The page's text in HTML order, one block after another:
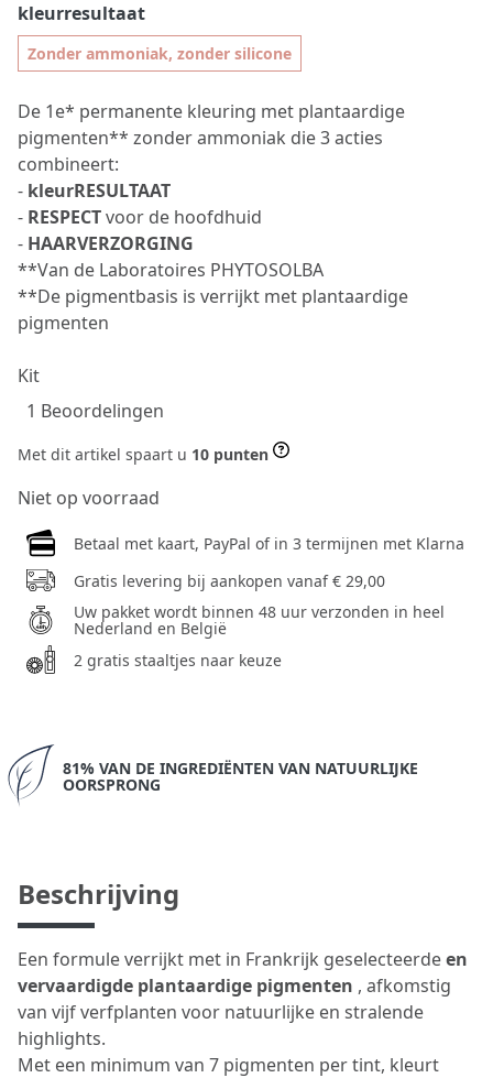
kleurresultaat
Zonder ammoniak, zonder silicone
De 1e* permanente kleuring met plantaardige
pigmenten** zonder ammoniak die 3 acties
combineert:
- kleurRESULTAAT
- RESPECTvoor de hoofdhuid
- HAARVERZORGING
**Van de Laboratoires PHYTOSOLBA
**De pigmentbasis is verrijkt met plantaardige
pigmenten
Kit
1 Beoordelingen
Met dit artikel spaart u 10 punten
Niet op voorraad
Betaal met kaart, PayPal of in 3 termijnen met Klarna
Gratis levering bij aankopen vanaf € 29,00
Uw pakket wordt binnen 48 uur verzonden in heel
Nederland en België
2 gratis staaltjes naar keuze
81% VAN DE INGREDIËNTEN VAN NATUURLIJKE
OORSPRONG
Beschrijving
Een formule verrijkt met in Frankrijk geselecteerdeen
vervaardigde plantaardige pigmenten , afkomstig
van vijf verfplanten voor natuurlijke en stralende
highlights.
Met een minimum van 7 pigmenten per tint, kleurt